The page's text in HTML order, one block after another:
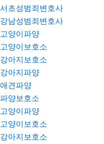
서초성범죄변호사
강남성범죄변호사
고양이파양
고양이보호소
강아지보호소
강아지파양
애견파양
파양보호소
고양이파양
고양이보호소
강아지보호소